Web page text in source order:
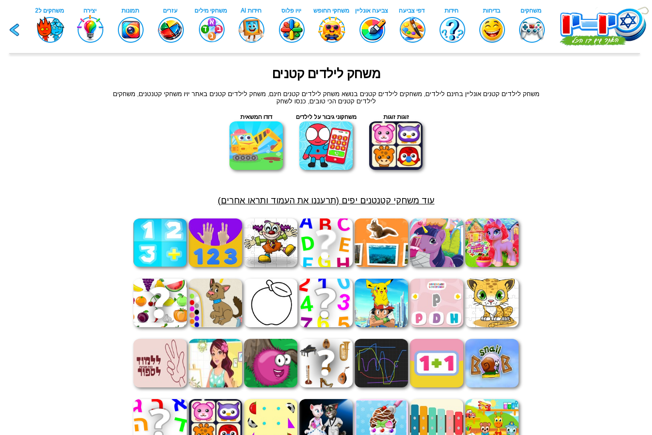
משחק לילדים קטנים
משחק לילדים קטנים אונליין בחינם לילדים, משחקים לילדים קטנים בנושא משחק לילדים קטנים חינם, משחק לילדים קטנים באתר יויו משחקי קטנטנים, משחקים
לילדים קטנים הכי טובים, כנסו לשחק
זוגות זוגות משחקוני גיבור על לילדים דודו המשאית
עוד משחקי קטנטנים יפים (תרעננו את העמוד ותראו אחרים)